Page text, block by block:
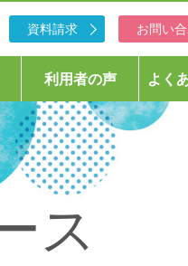
資料請求 お問い
利用者の声 よく
ス